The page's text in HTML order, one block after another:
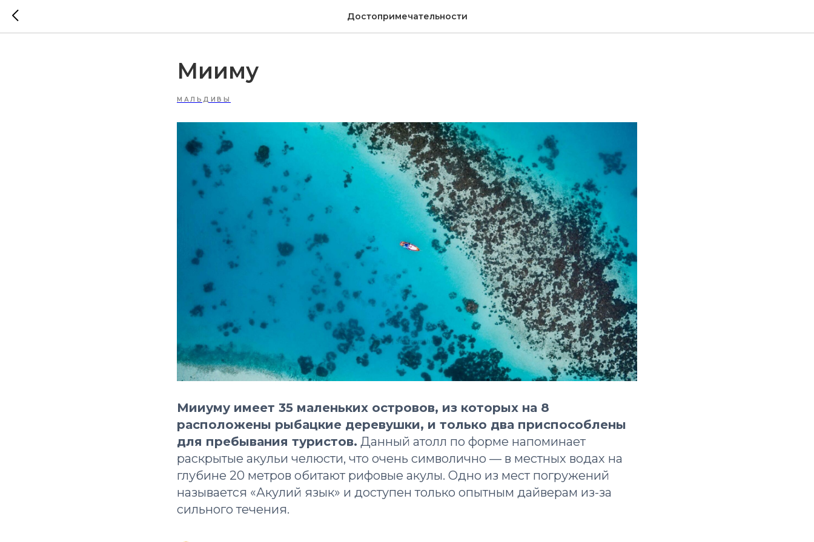
Достопримечательности
Мииму
МАЛЬДИВЫ
Мииуму имеет 35 маленьких островов, из которых на 8
расположены рыбацкие деревушки, и только два приспособлены
для пребывания туристов. Данный атолл по форме напоминает
раскрытые акульи челюсти, что очень символично — в местных водах на
глубине 20 метров обитают рифовые акулы. Одно из мест погружений
называется «Акулий язык» и доступен только опытным дайверам из-за
сильного течения.